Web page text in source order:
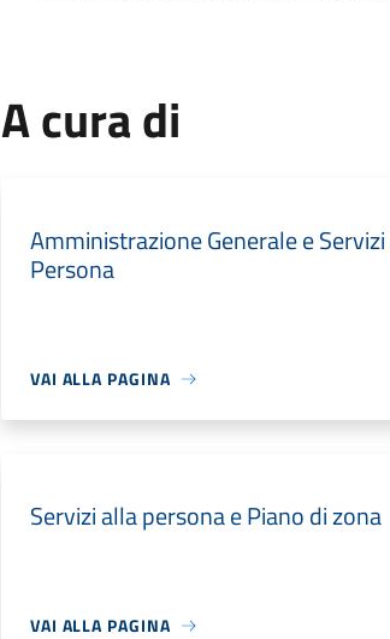
A cura di
Amministrazione Generale e
Persona
VAI ALLA PAGINA
Servizi alla persona e Piano di zona
VAI ALLA PAGINA